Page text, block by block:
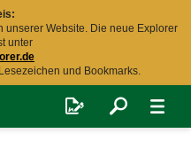
unserer Website. Die neue Explorer
unter
und Bookmarks.